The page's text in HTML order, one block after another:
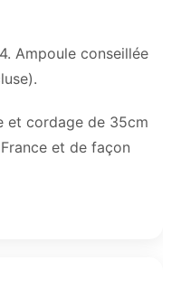
Ampoule conseillée
et cordage de 35cm
et de façon